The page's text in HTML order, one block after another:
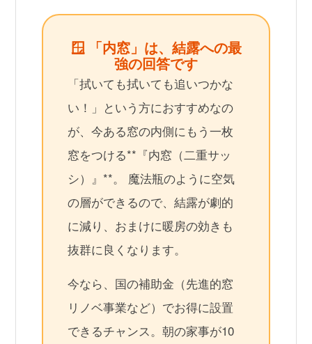
🪟 「内窓」は、結露への最
強の回答です
「拭いても拭いても追いつかな
い！」という方におすすめなの
が、今ある窓の内側にもう一枚
窓をつける**『内窓（二重サッ
シ）』**。 魔法瓶のように空気
の層ができるので、結露が劇的
に減り、おまけに暖房の効きも
抜群に良くなります。
今なら、国の補助金（先進的窓
リノベ事業など）でお得に設置
できるチャンス。朝の家事が10